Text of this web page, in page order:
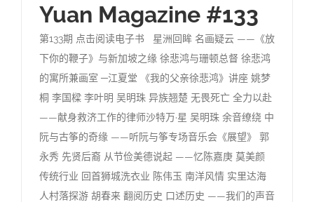
Yuan Magazine #133
第133期 点击阅读电子书 星洲回眸 名画疑云 ——《放
下你的鞭子》与新加坡之缘 徐悲鸿与珊顿总督 徐悲鸿
的寓所兼画室 ─江夏堂 《我的父亲徐悲鸿》讲座 姚梦
桐 李国樑 李叶明 吴明珠 异族翘楚 无畏死亡 全力以赴
——献身救济工作的律师沙特万·星 吴明珠 余音缭绕 中
阮与古筝的奇缘 ——听阮与筝专场音乐会《展望》 郭
永秀 先贤后裔 从节俭美德说起 ——忆陈嘉庚 莫美颜
传统行业 回首狮城洗衣业 陈伟玉 南洋风情 实里达海
人村落探游 胡春来 翻阅历史 口述历史 ——我们的声音